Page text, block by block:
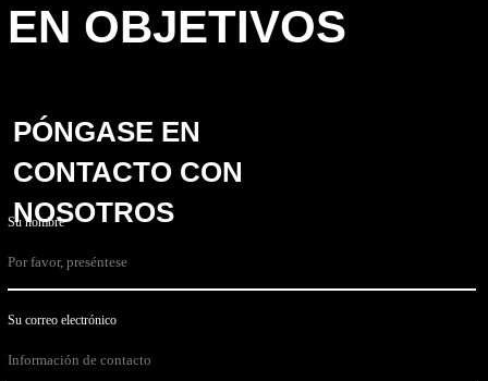
EN OBJETIVOS
Su nombre
Su correo electrónico
PÓNGASE EN
CONTACTO CON
NOSOTROS